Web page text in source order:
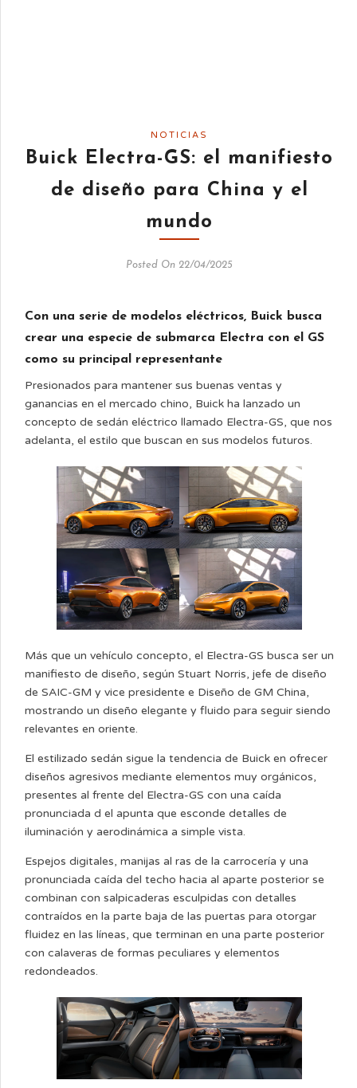
NOTICIAS
Buick Electra-GS: el manifiesto
de diseño para China y el
mundo
Posted On 22/04/2025
Con una serie de modelos eléctricos, Buick busca
crear una especie de submarca Electra con el GS
como su principal representante
Presionados para mantener sus buenas ventas y
ganancias en el mercado chino, Buick ha lanzado un
concepto de sedán eléctrico llamado Electra-GS, que nos
adelanta, el estilo que buscan en sus modelos futuros.
Más que un vehículo concepto, el Electra-GS busca ser un
manifiesto de diseño, según Stuart Norris, jefe de diseño
de SAIC-GM y vice presidente e Diseño de GM China,
mostrando un diseño elegante y fluido para seguir siendo
relevantes en oriente.
El estilizado sedán sigue la tendencia de Buick en ofrecer
diseños agresivos mediante elementos muy orgánicos,
presentes al frente del Electra-GS con una caída
pronunciada d el apunta que esconde detalles de
iluminación y aerodinámica a simple vista.
Espejos digitales, manijas al ras de la carrocería y una
pronunciada caída del techo hacia al aparte posterior se
combinan con salpicaderas esculpidas con detalles
contraídos en la parte baja de las puertas para otorgar
fluidez en las líneas, que terminan en una parte posterior
con calaveras de formas peculiares y elementos
redondeados.